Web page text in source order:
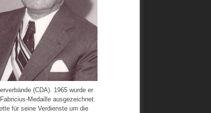
(CDA). 1965 wurde er
Medaille ausgezeichnet.
für seine Verdienste um die